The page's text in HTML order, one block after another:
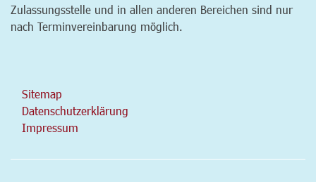
Zulassungsstelle und in allen anderen Bereichen sind nur
nach Terminvereinbarung möglich.
Sitemap
Datenschutzerklärung
Impressum